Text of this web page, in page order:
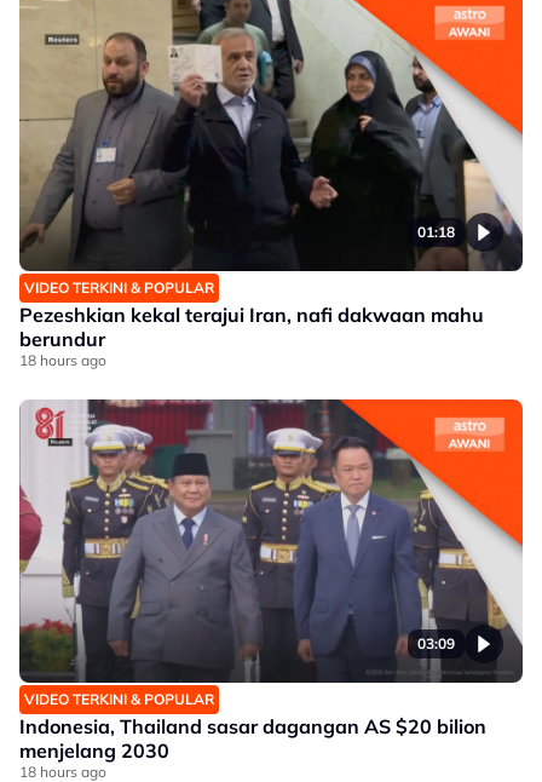
01:18
VIDEO TERKINI & POPULAR
Pezeshkian kekal terajui Iran, nafi dakwaan mahu
berundur
18 hours ago
03:09
VIDEO TERKINI & POPULAR
Indonesia, Thailand sasar dagangan AS $20 bilion
menjelang 2030
18 hours ago